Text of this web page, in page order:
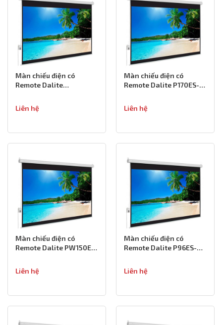
Màn chiếu điện có
Remote Dalite
Liên hệ
Màn chiếu điện có
Remote Dalite P170ES-
Liên hệ
Màn chiếu điện có
Remote Dalite PW150ES-
Liên hệ
Màn chiếu điện có
Remote Dalite P96ES-
Liên hệ